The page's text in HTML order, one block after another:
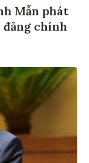
Mẫn phát
chính